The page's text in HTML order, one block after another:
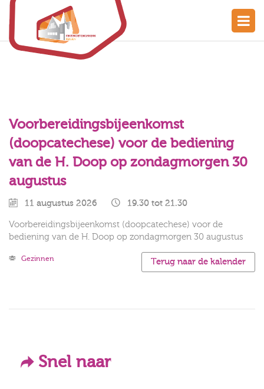
Voorbereidingsbijeenkomst
(doopcatechese) voor de bediening
van de H. Doop op zondagmorgen 30
augustus
11 augustus 2026 19.30 tot 21.30
Voorbereidingsbijeenkomst (doopcatechese) voor de
bediening van de H. Doop op zondagmorgen 30 augustus
Terug naar de kalender
Gezinnen
Snel naar